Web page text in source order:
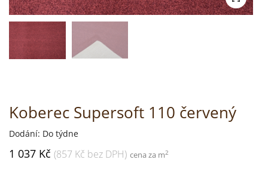
SOUTĚŽ
KONTAKT
Koberec Supersoft 110 červený
Dodání: Do týdne
1 037 Kč (857 Kč bez DPH) cena za m2